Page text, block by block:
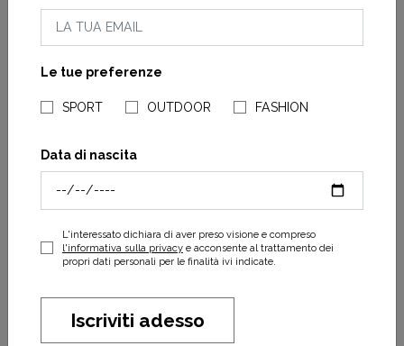
NEGOZI PARAGONSHOP
Paragon Firenze
50122 Firenze (FI)
E-Mail: viadelcorso@paragonshop.it
Paragon Viareggio
Tel. 0584 633323
E-Mail:viareggio@paragonshop.it
Pontile Lungomare Europa, 19
55041 Lido di Camaiore (LU)
Le tue preferenze
SPORT OUTDOOR FASHION
Data di nascita
L'interessato dichiara di aver preso visione e compreso
l'informativa sulla privacye acconsente al trattamento dei
propri dati personali per le finalità ivi indicate.
Iscriviti adesso